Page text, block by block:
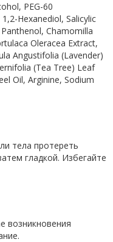
PEG-60
Hexanediol, Salicylic
Chamomilla
Oleracea Extract,
Angustifolia (Lavender)
(Tea Tree) Leaf
Oil, Arginine, Sodium
тела протереть
гладкой. Избегайте
возникновения